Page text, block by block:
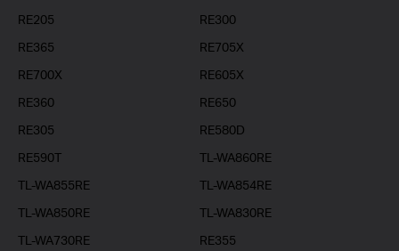
RE205
RE300
RE365
RE705X
RE700X
RE605X
RE360
RE650
RE305
RE580D
RE590T
TL-WA860RE
TL-WA855RE
TL-WA854RE
TL-WA850RE
TL-WA830RE
TL-WA730RE
RE355